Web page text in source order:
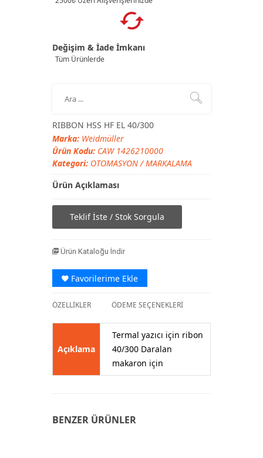
Değişim & İade İmkanı
Tüm Ürünlerde
RIBBON HSS HF EL 40/300
Marka: Weidmüller
Ürün Kodu: CAW 1426210000
Kategori: OTOMASYON/MARKALAMA
Ürün Açıklaması
Teklif İste / Stok Sorgula
Ürün Kataloğu İndir
Favorilerime Ekle
ÖZELLİKLER ÖDEME SEÇENEKLERİ
Açıklama
Termal yazıcı için ribon
40/300 Daralan
makaron için
BENZER ÜRÜNLER